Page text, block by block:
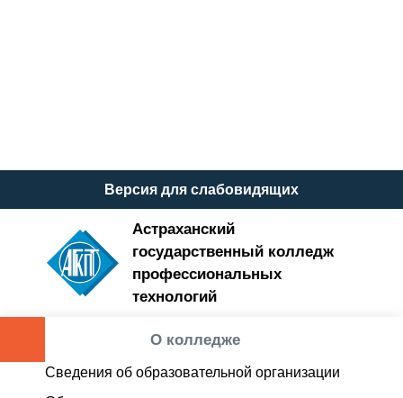
Версия для слабовидящих
Астраханский
государственный колледж
профессиональных
технологий
О колледже
Сведения об образовательной организации